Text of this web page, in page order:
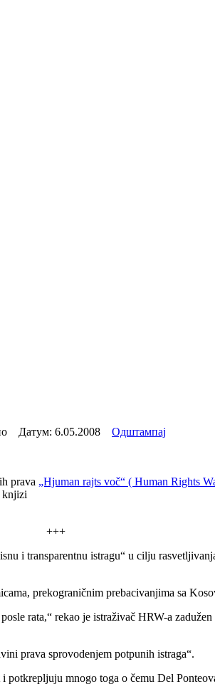
Датум: 6.05.2008 Одштампај
prava „Hjuman rajts voč“ ( Human Rights
knjizi
+++
i transparentnu istragu“ u cilju
prekograničnim prebacivanjima sa
rata,“ rekao je istraživač HRW-a
prava sprovodenjem potpunih istraga“.
mnogo toga o čemu Del